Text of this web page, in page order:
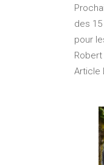
des
pour
Article